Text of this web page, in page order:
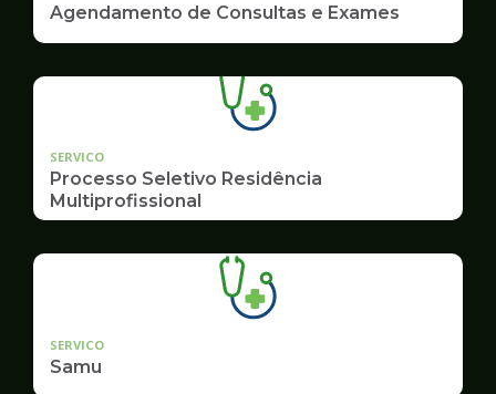
Agendamento de Consultas e Exames
SERVICO
Processo Seletivo Residência
Multiprofissional
SERVICO
Samu